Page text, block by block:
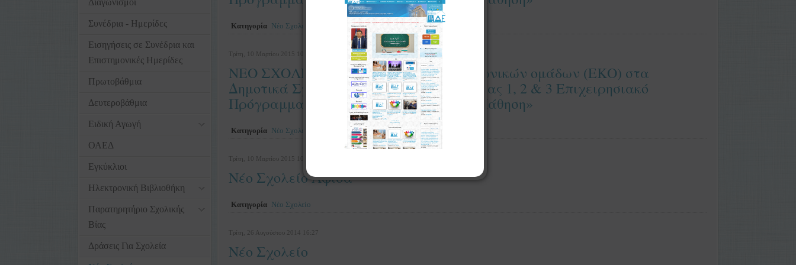
Κατηγορία Νέο Σχολείο
Τρίτη, 10 Μαρτίου 2015 10:51
ΝΕΟ ΣΧΟΛΕΙΟ: Ένταξη ευάλωτων κοινωνικών ομάδων (ΕΚΟ) στα
Δημοτικά Σχολεία Άξονες Προτεραιότητας 1, 2 & 3 Επιχειρησιακό
Πρόγραμμα "Εκπαίδευση και Δια Βίου Μάθηση»
Κατηγορία Νέο Σχολείο
Τρίτη, 10 Μαρτίου 2015 10:47
Νέο Σχολείο Αφίσα
Κατηγορία Νέο Σχολείο
Τρίτη, 26 Αυγούστου 2014 16:27
Νέο Σχολείο
Συνέδρια - Ημερίδες
Εισηγήσεις σε Συνέδρια και
Επιστημονικές Ημερίδες
Πρωτοβάθμια
Δευτεροβάθμια
Ειδική Αγωγή
ΟΑΕΔ
Εγκύκλιοι
Ηλεκτρονική Βιβλιοθήκη
Παρατηρητήριο Σχολικής
Βίας
Δράσεις Για Σχολεία